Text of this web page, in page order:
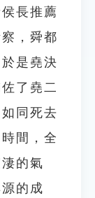
長推薦
，舜都
是堯決
了堯二
同死去
間，全
的氣
的成